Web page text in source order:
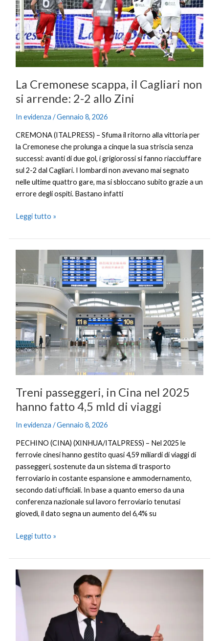
La Cremonese scappa, il Cagliari non
si arrende: 2-2 allo Zini
In evidenza /Gennaio 8, 2026
CREMONA (ITALPRESS) – Sfuma il ritorno alla vittoria per
la Cremonese che prolunga a cinque la sua striscia senza
successi: avanti di due gol, i grigiorossi si fanno riacciuffare
sul 2-2 dal Cagliari. I lombardi non avevano mai segnato
nelle ultime quattro gare, ma si sbloccano subito grazie a un
errore degli ospiti. Bastano infatti
non
si
arrende:
2-
2
Leggi tutto »
Treni passeggeri, in Cina nel 2025
hanno fatto 4,5 mld di viaggi
In evidenza /Gennaio 8, 2026
PECHINO (CINA) (XINHUA/ITALPRESS) – Nel 2025 le
ferrovie cinesi hanno gestito quasi 4,59 miliardi di viaggi di
passeggeri, sostenute da un sistema di trasporto
ferroviario in costante espansione e ammodernamento,
secondo dati ufficiali. In base a quanto emerso da una
conferenza nazionale sul lavoro ferroviario tenutasi
giovedì, il dato segna un aumento del 6,4% su
passeggeri,
in
nel
2025
hanno
fatto
4,5
mld
Leggi tutto »
Mercosur,
Macron
“Accordo
obsoleto,